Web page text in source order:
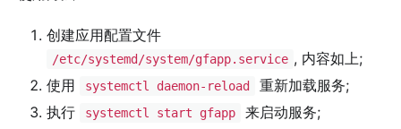
创建应用配置文件
/etc/systemd/system/gfapp.service , 内容如上;
使用
systemctl daemon-reload
重新加载服务;
执行
systemctl start gfapp
来启动服务;